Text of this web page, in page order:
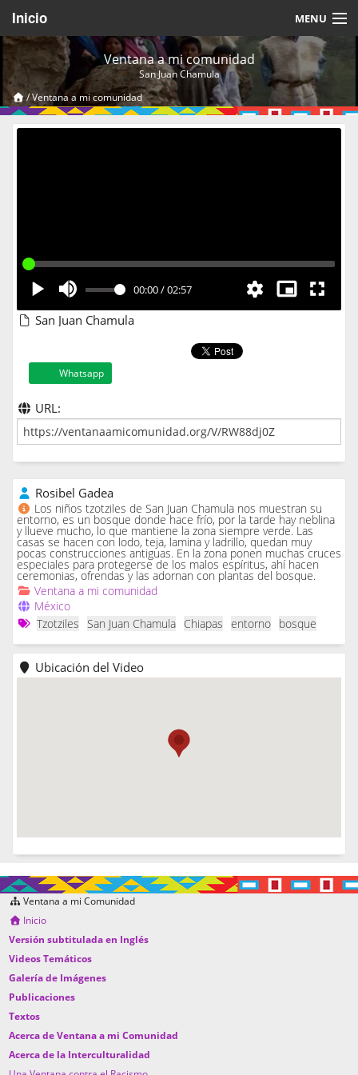
Inicio MENU
Acerca de
Videos Temáticos
Cerrar Sesión
Ventana a mi comunidad
San Juan Chamula
/Ventana a mi comunidad
00:00/02:57
San Juan Chamula
Whatsapp
URL:
Rosibel Gadea
Los niños tzotziles de San Juan Chamula nos muestran su
entorno, es un bosque donde hace frío, por la tarde hay neblina
y llueve mucho, lo que mantiene la zona siempre verde. Las
casas se hacen con lodo, teja, lamina y ladrillo, quedan muy
pocas construcciones antiguas. En la zona ponen muchas cruces
especiales para protegerse de los malos espíritus, ahí hacen
ceremonias, ofrendas y las adornan con plantas del bosque.
Ventana a mi comunidad
México
Tzotziles
San Juan Chamula Chiapas entorno bosque
Ubicación del Video
Ventana a mi Comunidad
Inicio
Versión subtitulada en Inglés
Videos Temáticos
Galería de Imágenes
Publicaciones
Textos
Acerca de Ventana a mi Comunidad
Acerca de la Interculturalidad